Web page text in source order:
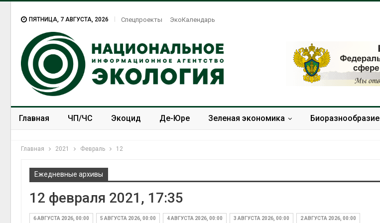
ПЯТНИЦА, 7 АВГУСТА, 2026 Спецпроекты ЭкоКалендарь
Главная ЧП/ЧС Экоцид Де-Юре Зеленая экономика Биоразнообразие
Главная 2021 Февраль 12
Ежедневные архивы
12 февраля 2021, 17:35
6 АВГУСТА 2026, 00:00 5 АВГУСТА 2026, 00:00 4 АВГУСТА 2026, 00:00 3 АВГУСТА 2026, 00:00 2 АВГУСТА 2026, 00:00
последствия разлива
химикатов после пожара